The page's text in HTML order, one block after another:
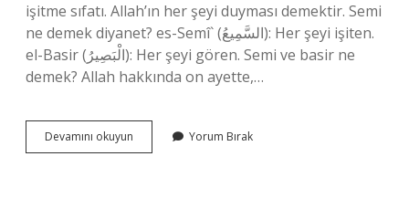
işitme sıfatı. Allah’ın her şeyi duyması demektir. Semi
ne demek diyanet? es-Semî` (السَّمِيعُ): Her şeyi işiten.
el-Basir (الْبَصِيرُ): Her şeyi gören. Semi ve basir ne
demek? Allah hakkında on ayette,…
Devamını okuyun
Kültürü
Yorum Bırak